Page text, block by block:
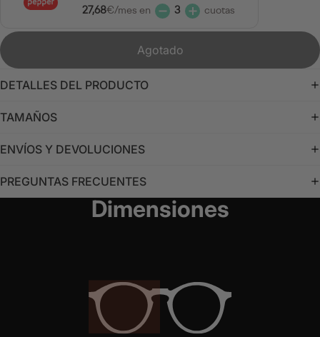
27,68€/mes en 3 cuotas
Agotado
DETALLES DEL PRODUCTO
TAMAÑOS
ENVÍOS Y DEVOLUCIONES
PREGUNTAS FRECUENTES
Dimensiones